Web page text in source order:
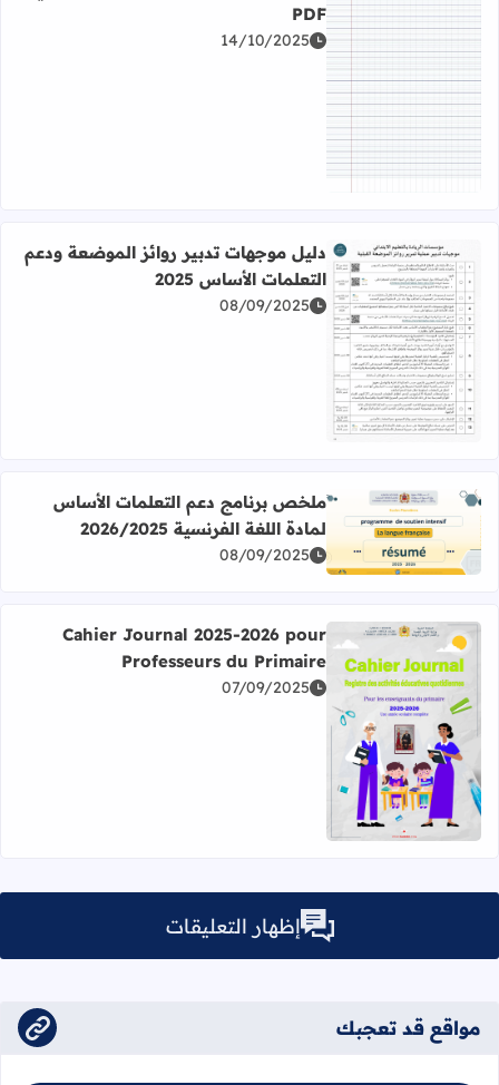
اقرأ المزيد عن ورقة seyes مسطرة من الدفتر المغربي PDF
PDF
14/10/2025
اقرأ المزيد عن دليل موجهات تدبير روائز الموضعة ودعم
دليل موجهات تدبير روائز الموضعة ودعم
التعلمات الأساس 2025
08/09/2025
اقرأ المزيد عن ملخص برنامج دعم التعلمات الأساس لمادة اللغة
ملخص برنامج دعم التعلمات الأساس
لمادة اللغة الفرنسية 2026/2025
08/09/2025
اقرأ المزيد عن Cahier Journal 2025-2026 pour Professeurs du Primaire
Cahier Journal 2025-2026 pour
Professeurs du Primaire
07/09/2025
إظهار التعليقات
مواقع قد تعجبك